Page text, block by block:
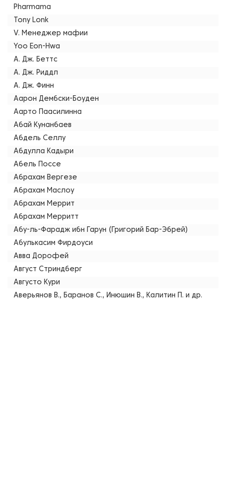
Pharmama
Tony Lonk
V. Менеджер мафии
Yoo Eon-Hwa
А. Дж. Беттс
А. Дж. Риддл
А. Дж. Финн
Аарон Дембски-Боуден
Аарто Паасилинна
Абай Кунанбаев
Абдель Селлу
Абдулла Кадыри
Абель Поссе
Абрахам Вергезе
Абрахам Маслоу
Абрахам Меррит
Абрахам Мерритт
Абу-ль-Фарадж ибн Гарун (Григорий Бар-Эбрей)
Абулькасим Фирдоуси
Авва Дорофей
Август Стриндберг
Августо Кури
Аверьянов В., Баранов С., Инюшин В., Калитин П. и др.